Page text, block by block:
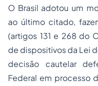
O Brasil adotou um
ao último citado,
(artigos 131 e 268 do
de dispositivos da Lei
decisão cautelar
Federal em processo